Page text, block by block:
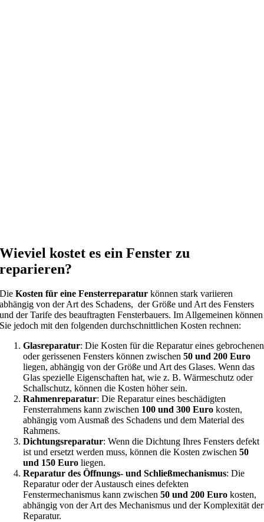
Wieviel kostet es ein Fenster zu
reparieren?
DieKosten für eine Fensterreparatur können stark variieren
abhängig von der Art des Schadens, der Größe und Art des Fensters
und der Tarife des beauftragten Fensterbauers. Im Allgemeinen können
Sie jedoch mit den folgenden durchschnittlichen Kosten rechnen:
Glasreparatur: Die Kosten für die Reparatur eines gebrochenen
oder gerissenen Fensters können zwischen50 und 200 Euro
liegen, abhängig von der Größe und Art des Glases. Wenn das
Glas spezielle Eigenschaften hat, wie z. B. Wärmeschutz oder
Schallschutz, können die Kosten höher sein.
Rahmenreparatur: Die Reparatur eines beschädigten
Fensterrahmens kann zwischen 100 und 300 Euro kosten,
abhängig vom Ausmaß des Schadens und dem Material des
Rahmens.
Dichtungsreparatur: Wenn die Dichtung Ihres Fensters defekt
ist und ersetzt werden muss, können die Kosten zwischen 50
und 150 Euro liegen.
Reparatur des Öffnungs- und Schließmechanismus: Die
Reparatur oder der Austausch eines defekten
Fenstermechanismus kann zwischen50 und 200 Euro kosten,
abhängig von der Art des Mechanismus und der Komplexität der
Reparatur.